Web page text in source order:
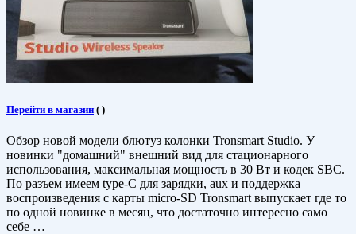
Перейти в магазин ( )
Обзор новой модели блютуз колонки Tronsmart Studio. У
новинки "домашний" внешний вид для стационарного
использования, максимальная мощность в 30 Вт и кодек SBC.
По разъем имеем type-C для зарядки, aux и поддержка
воспроизведения с карты micro-SD Tronsmart выпускает где то
по одной новинке в месяц, что достаточно интересно само
себе …